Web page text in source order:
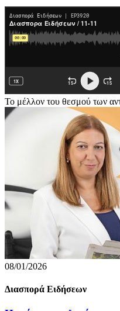
Το μέλλον του θεσμού των
08/01/2026
Διασπορά Ειδήσεων